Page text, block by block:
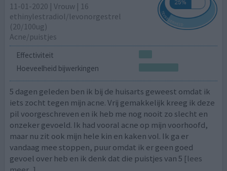
11-01-2020 | Vrouw | 16
ethinylestradiol/levonorgestrel
(20/100ug)
Acne/puistjes
Effectiviteit
Hoeveelheid bijwerkingen
5 dagen geleden ben ik bij de huisarts geweest omdat ik
iets zocht tegen mijn acne. Vrij gemakkelijk kreeg ik deze
pil voorgeschreven en ik heb me nog nooit zo slecht en
onzeker gevoeld. Ik had vooral acne op mijn voorhoofd,
maar nu zit ook mijn hele kin en kaken vol. Ik ga er
vandaag mee stoppen, puur omdat ik er geen goed
gevoel over heb en ik denk dat die puistjes van 5 [lees